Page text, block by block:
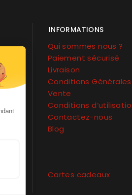
INFORMATIONS
Qui sommes nous ?
Paiement sécurisé
Livraison
Conditions
Vente
Conditions
Contactez-nous
Blog
Cartes cadeaux